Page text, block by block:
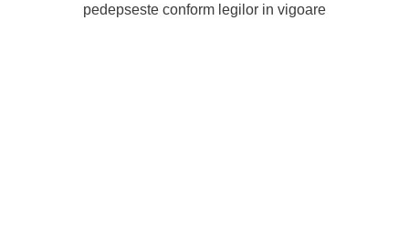
pedepseste conform legilor in vigoare